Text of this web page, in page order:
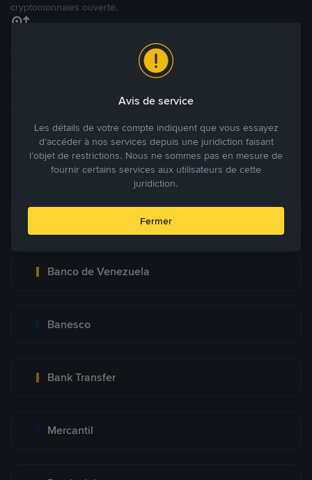
cryptomonnaies ouverte.
Tradez à des prix avantageux pour vous
Tradez des cryptos en étant libres d’acheter et de vendre à votre
des annonces commerciales pour fixer vos propres prix.
Blog P2P Voir plus
Principaux modes de paiement
Banco de Venezuela
Banesco
Bank Transfer
Mercantil
Avis de service
Les détails de votre compte indiquent que vous essayez
d’accéder à nos services depuis une juridiction faisant
l’objet de restrictions. Nous ne sommes pas en mesure de
fournir certains services aux utilisateurs de cette
juridiction.
Fermer